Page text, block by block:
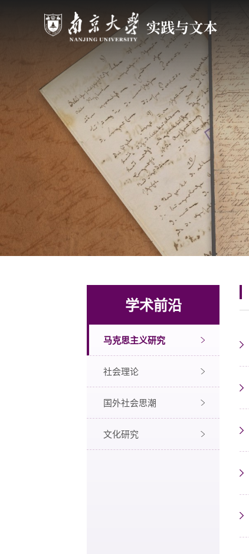
学术前沿
马克思主义研究
社会理论
国外社会思潮
文化研究